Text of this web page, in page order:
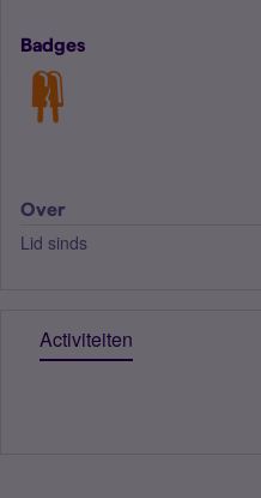
Badges
Over
Lid sinds
Activiteiten